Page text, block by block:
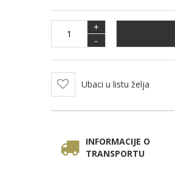
+
-
Ubaci u listu želja
INFORMACIJE O
TRANSPORTU